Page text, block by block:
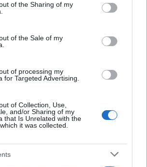
third parties.
website/app uses one or more Google
and store information including but
or usage behaviour. You may click to
to Google and its third-party tags to
of the Sharing of my
of the Sale of my
of processing my
for Targeted Advertising.
of Collection, Use,
and/or Sharing of my
that Is Unrelated with the
it was collected.